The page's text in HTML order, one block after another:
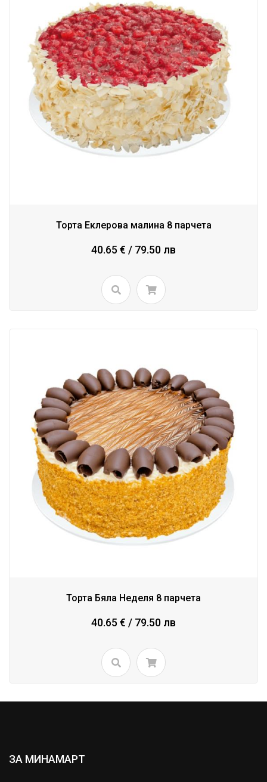
Торта Еклерова малина 8 парчета
40.65 € / 79.50 лв
Торта Бяла Неделя 8 парчета
40.65 € / 79.50 лв
ЗА МИНАМАРТ